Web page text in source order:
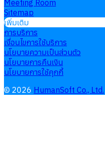
Meeting Room
Sitemap
เพิ่มเติม
การบริการ
เงื่อนไขการใช้บริการ
นโยบายความเป็นส่วนตัว
นโยบายการคืนเงิน
นโยบายการใช้คุกกี้
© 2026 HumanSoft Co., Ltd.